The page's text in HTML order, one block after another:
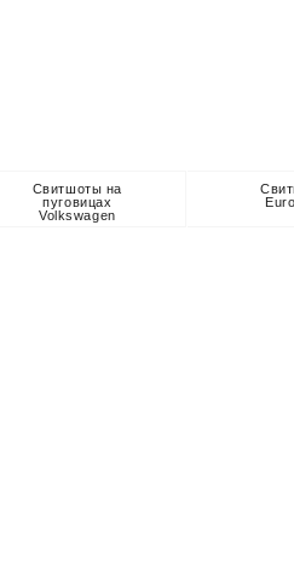
Свитшоты на
пуговицах
Volkswagen